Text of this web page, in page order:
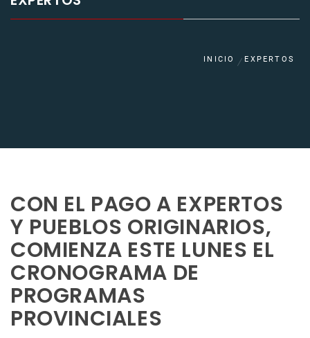
INICIO EXPERTOS
CON EL PAGO A EXPERTOS
Y PUEBLOS ORIGINARIOS,
COMIENZA ESTE LUNES EL
CRONOGRAMA DE
PROGRAMAS
PROVINCIALES